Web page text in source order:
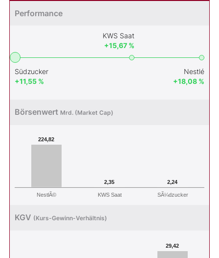
Performance
Südzucker
+11,55 %
KWS Saat
+15,67 %
Nestlé
+18,08 %
Börsenwert Mrd. (Market Cap)
224,82
2,35 2,24
NestlÃ© KWS Saat SÃ¼dzucker
KGV (Kurs-Gewinn-Verhältnis)
29,42